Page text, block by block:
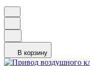
В корзину